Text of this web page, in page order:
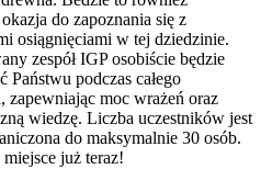
do zapoznania się z
osiągnięciami w tej dziedzinie.
zespół IGP osobiście będzie
Państwu podczas całego
zapewniając moc wrażeń oraz
wiedzę. Liczba uczestników jest
do maksymalnie 30 osób.
już teraz!